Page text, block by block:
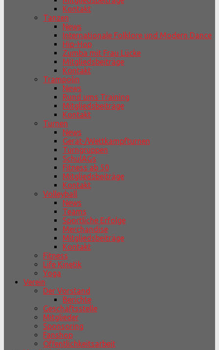
Kontakt
Tanzen
News
Internationale Folklore und Modern Dance
Hip-Hop
Zumba mit Frau Lücke
Mitgliedsbeiträge
Kontakt
Trampolin
News
Rund ums Training
Mitgliedsbeiträge
Kontakt
Turnen
News
Gerät-/Wettkampfturnen
Turngruppen
SchulAGs
Fitness ab 50
Mitgliedsbeiträge
Kontakt
Volleyball
News
Teams
Sportliche Erfolge
Merchandise
Mitgliedsbeiträge
Kontakt
Fitness
Life Kinetik
Yoga
Verein
Der Vorstand
Berichte
Geschäftsstelle
Mitglieder
Sponsoring
Fanshop
Öffentlichkeitsarbeit